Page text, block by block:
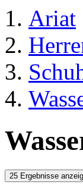
Ariat
25 Ergebnisse